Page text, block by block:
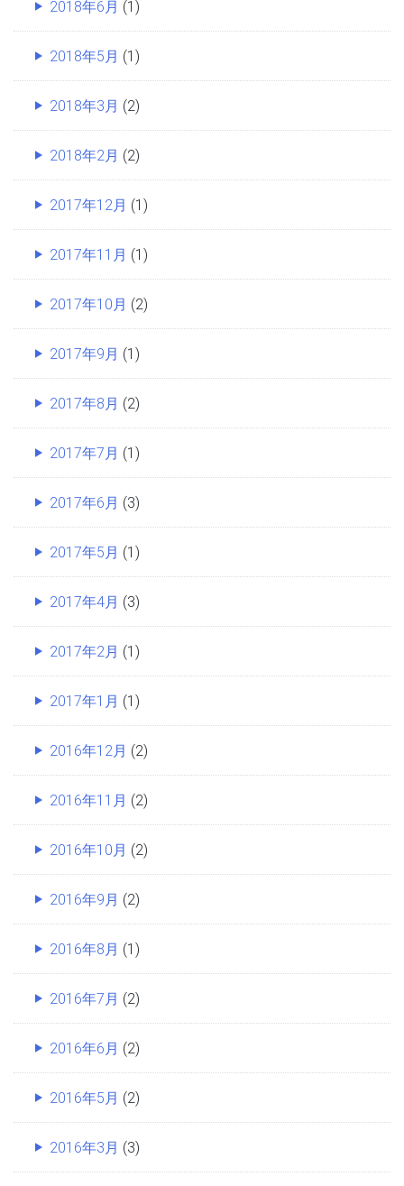
2018年6月 (1)
2018年5月 (1)
2018年3月 (2)
2018年2月 (2)
2017年12月 (1)
2017年11月 (1)
2017年10月 (2)
2017年9月 (1)
2017年8月 (2)
2017年7月 (1)
2017年6月 (3)
2017年5月 (1)
2017年4月 (3)
2017年2月 (1)
2017年1月 (1)
2016年12月 (2)
2016年11月 (2)
2016年10月 (2)
2016年9月 (2)
2016年8月 (1)
2016年7月 (2)
2016年6月 (2)
2016年5月 (2)
2016年3月 (3)